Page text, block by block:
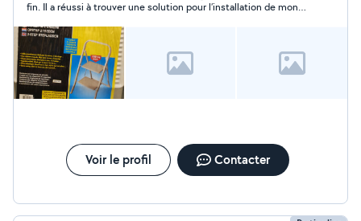
fin. Il a réussi à trouver une solution pour l’installation de mon
de ma part. Il n’a pas hésité à rester jusqu’à ce que tout soit
finalisé. Il est allé récupérer mon lave-linge et l’a installé tout en
veillant à garder la praticité de la cuisine et a été de bon
conseil. Très arrangeant et sympathique. Je ne peux que le
recommander avec plaisir ! Encore merci
Voir le profil Contacter